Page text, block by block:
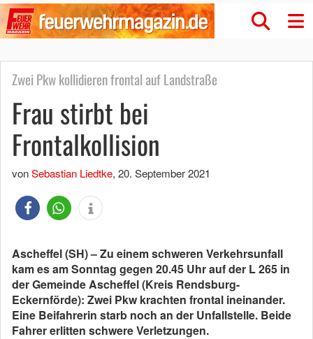
Zwei Pkw kollidieren frontal auf Landstraße
Frau stirbt bei
Frontalkollision
vonSebastian Liedtke, 20. September 2021
Ascheffel (SH) – Zu einem schweren Verkehrsunfall
kam es am Sonntag gegen 20.45 Uhr auf der L 265 in
der Gemeinde Ascheffel (Kreis Rendsburg-
Eckernförde): Zwei Pkw krachten frontal ineinander.
Eine Beifahrerin starb noch an der Unfallstelle. Beide
Fahrer erlitten schwere Verletzungen.